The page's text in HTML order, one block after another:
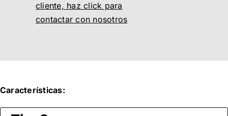
cliente, haz click para
contactar con nosotros
Características: